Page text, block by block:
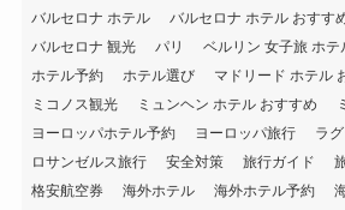
バルセロナ ホテル
バルセロナ ホテル おすす
バルセロナ 観光
パリ ベルリン 女子旅 ホテ
ホテル予約
ホテル選び マドリード ホテル
ミコノス観光
ミュンヘン ホテル おすすめ
ヨーロッパホテル予約
ヨーロッパ旅行
ラ
ロサンゼルス旅行
安全対策 旅行ガイド
格安航空券
海外ホテル 海外ホテル予約